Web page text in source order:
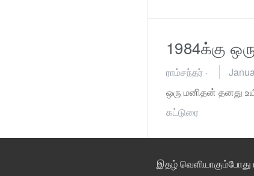
1984க்கு
ராம்சந்தர்·
ஒரு மனிதன் தனது
கட்டுரை
இதழ்